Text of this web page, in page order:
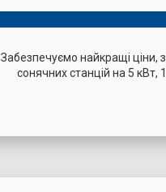
Забезпечуємо найкращі ціни,
сонячних станцій на 5 кВт,